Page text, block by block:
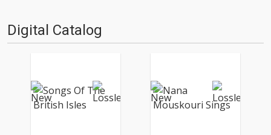
Digital Catalog